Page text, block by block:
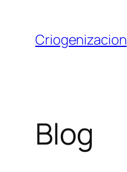
contenido
Criogenizacion
Blog